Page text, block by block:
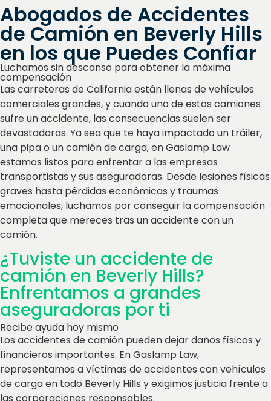
Abogados de Accidentes
de Camión en Beverly Hills
en los que Puedes Confiar
Luchamos sin descanso para obtener la máxima
compensación
Las carreteras de California están llenas de vehículos
comerciales grandes, y cuando uno de estos camiones
sufre un accidente, las consecuencias suelen ser
devastadoras. Ya sea que te haya impactado un tráiler,
una pipa o un camión de carga, en Gaslamp Law
estamos listos para enfrentar a las empresas
transportistas y sus aseguradoras. Desde lesiones físicas
graves hasta pérdidas económicas y traumas
emocionales, luchamos por conseguir la compensación
completa que mereces tras un accidente con un
camión.
¿Tuviste un accidente de
camión en Beverly Hills?
Enfrentamos a grandes
aseguradoras por ti
Recibe ayuda hoy mismo
Los accidentes de camión pueden dejar daños físicos y
financieros importantes. En Gaslamp Law,
representamos a víctimas de accidentes con vehículos
de carga en todo Beverly Hills y exigimos justicia frente a